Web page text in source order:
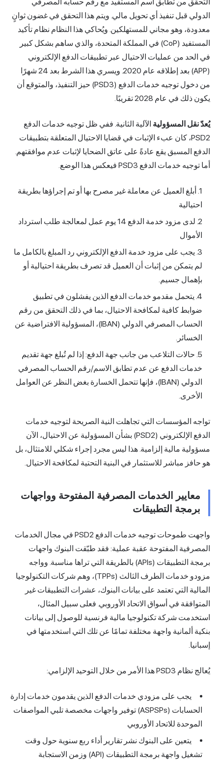
التحقق من تطابق اسم المستفيد مع رقم حسابه المصرفي
الدولي قبل تنفيذ أي تحويل مالي. ويتم هذا التحقق في غضون ثوانٍ
معدودة، وهو مجاني للمستهلكين. ويُحاكي هذا النظام نظام تأكيد
المستفيد (CoP) في
المملكة المتحدة، والذي ساهم بشكل كبير
في الحد من عمليات الاحتيال عبر تطبيقات الدفع الإلكتروني
(APP) بعد إطلاقه عام 2020. ويسري هذا الشرط بعد 24 شهرًا
من دخول توجيه خدمات الدفع (PSD3) حيز التنفيذ، والمتوقع أن
يكون ذلك في عام 2028 تقريبًا.
يُعدّ نقل المسؤولية الآلية الثانية. ففي ظل توجيه خدمات الدفع
PSD2، كان عبء الإثبات في قضايا الاحتيال المتعلقة بتطبيقات
الدفع المسبق يقع عادةً على عاتق الضحايا لإثبات عدم موافقتهم.
أما توجيه خدمات الدفع PSD3 فيعكس هذا الوضع.
أبلغ العميل عن معاملة غير مصرح بها أو تم إجراؤها بطريقة
احتيالية
لدى مزود خدمة الدفع 14 يوم عمل لمعالجة طلب استرداد
الأموال
يجب على مزود خدمة الدفع الإلكتروني رد المبلغ بالكامل ما
لم يتمكن من إثبات أن العميل قد تصرف بطريقة احتيالية أو
بإهمال جسيم.
يتحمل مقدمو خدمات الدفع الذين يفشلون في تطبيق
ضوابط كافية لمكافحة الاحتيال، بما في ذلك التحقق من رقم
الحساب المصرفي الدولي (IBAN)، المسؤولية الافتراضية عن
الخسائر.
حالات التلاعب من جانب جهة الدفع: إذا لم تُبلغ جهة تقديم
خدمات الدفع عن عدم تطابق الاسم/رقم الحساب المصرفي
الدولي (IBAN)، فإنها تتحمل الخسارة بغض النظر عن العوامل
الأخرى.
تواجه المؤسسات التي تجاهلت النية الصريحة لتوجيه خدمات
الدفع الإلكتروني (PSD2) بشأن المسؤولية عن الاحتيال، الآن
مسؤولية مالية إلزامية. هذا ليس مجرد إجراء شكلي للامتثال، بل
هو حافز مباشر للاستثمار في البنية التحتية لمكافحة الاحتيال.
معايير الخدمات المصرفية المفتوحة وواجهات
برمجة التطبيقات
واجهت طموحات توجيه خدمات الدفع PSD2 في مجال الخدمات
المصرفية المفتوحة عقبة عملية: فقد طبّقت البنوك واجهات
برمجة التطبيقات (APIs) بالطريقة التي تراها مناسبة. وواجه
مزودو خدمات الطرف الثالث (TPPs)، وهم شركات التكنولوجيا
المالية التي تعتمد على بيانات البنوك، عشرات التطبيقات غير
المتوافقة في أسواق الاتحاد الأوروبي. فعلى سبيل المثال،
استخدمت شركة تكنولوجيا مالية فرنسية للوصول إلى بيانات
بنكية ألمانية واجهة مختلفة تمامًا عن تلك التي استخدمتها في
إسبانيا.
يُعالج نظام PSD3 هذا الأمر من خلال التوحيد الإلزامي:
يجب على مزودي خدمات الدفع الذين يقدمون خدمات إدارة
الحسابات (ASPSPs) توفير واجهات مخصصة تلبي المواصفات
الموحدة للاتحاد الأوروبي
يتعين على البنوك نشر تقارير أداء ربع سنوية حول وقت
تشغيل واجهة برمجة التطبيقات (API) وزمن الاستجابة